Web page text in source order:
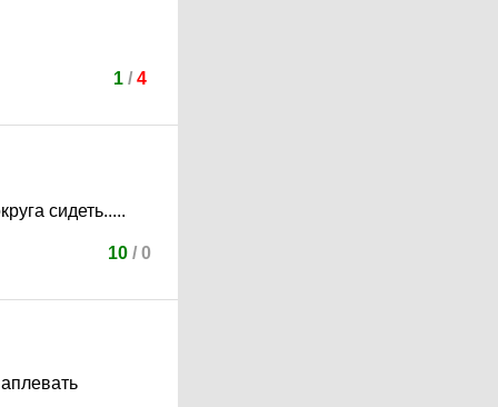
1/ 4
сидеть.....
10 / 0